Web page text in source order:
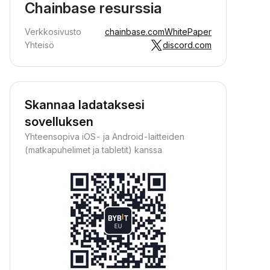
Chainbase resurssia
Verkkosivusto chainbase.comWhitePaper
Yhteisö
discord.com
Skannaa ladataksesi
sovelluksen
Yhteensopiva iOS- ja Android-laitteiden
(matkapuhelimet ja tabletit) kanssa